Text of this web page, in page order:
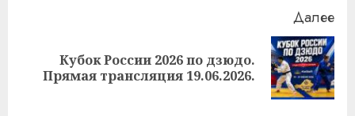
Далее
Следующая
запись:
Кубок России 2026 по дзюдо.
Прямая трансляция 19.06.2026.